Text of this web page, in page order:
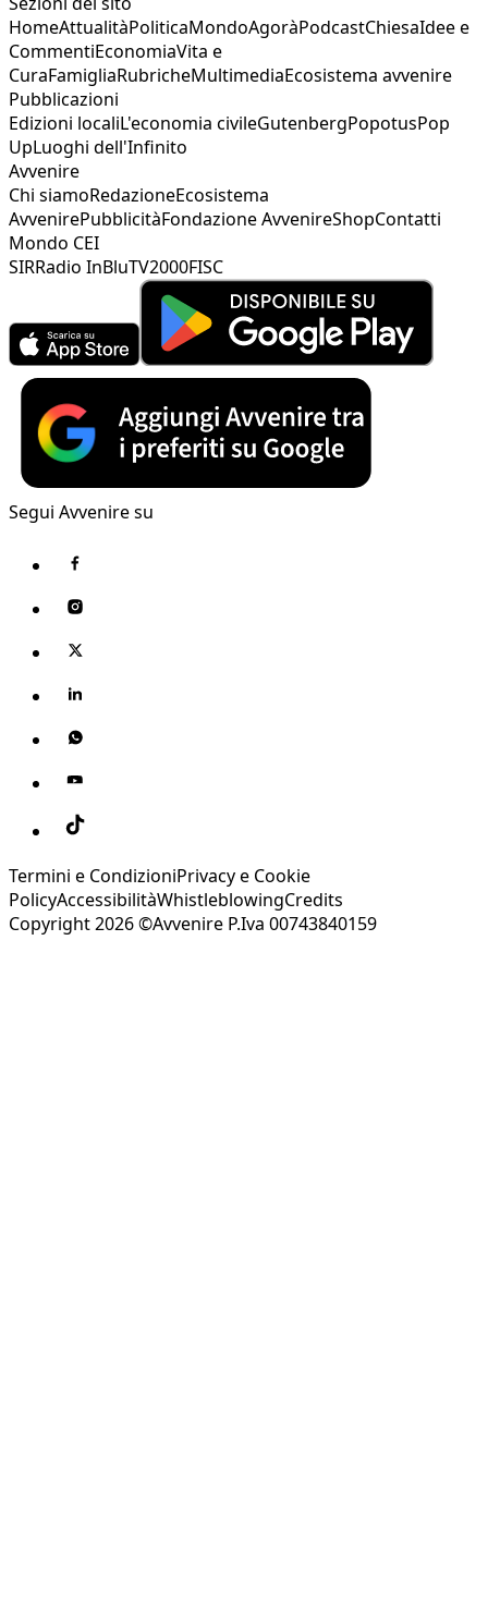
HomeAttualitàPoliticaMondoAgoràPodcastChiesaIdee e
CommentiEconomiaVita e
CuraFamigliaRubricheMultimediaEcosistema avvenire
Pubblicazioni
Edizioni localiL'economia civileGutenbergPopotusPop
UpLuoghi dell'Infinito
Avvenire
Chi siamoRedazioneEcosistema
AvvenirePubblicitàFondazione AvvenireShopContatti
Mondo CEI
SIRRadio InBluTV2000FISC
Segui Avvenire su
Termini e CondizioniPrivacy e Cookie
PolicyAccessibilitàWhistleblowingCredits
Copyright 2026 ©Avvenire P.Iva 00743840159